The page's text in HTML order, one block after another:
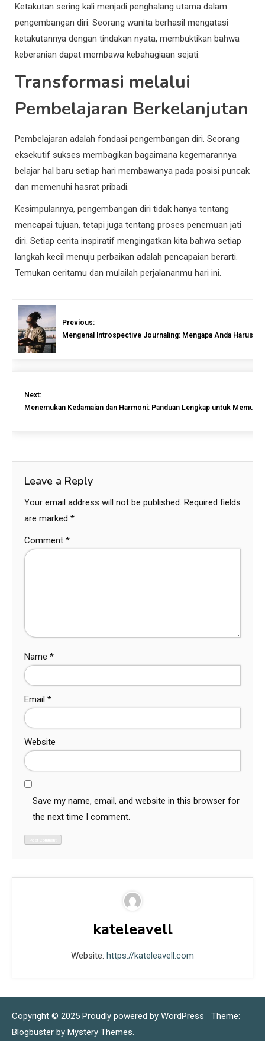
Ketakutan sering kali menjadi penghalang utama dalam
pengembangan diri. Seorang wanita berhasil mengatasi
ketakutannya dengan tindakan nyata, membuktikan bahwa
keberanian dapat membawa kebahagiaan sejati.
Transformasi melalui
Pembelajaran Berkelanjutan
Pembelajaran adalah fondasi pengembangan diri. Seorang
eksekutif sukses membagikan bagaimana kegemarannya
belajar hal baru setiap hari membawanya pada posisi puncak
dan memenuhi hasrat pribadi.
Kesimpulannya, pengembangan diri tidak hanya tentang
mencapai tujuan, tetapi juga tentang proses penemuan jati
diri. Setiap cerita inspiratif mengingatkan kita bahwa setiap
langkah kecil menuju perbaikan adalah pencapaian berarti.
Temukan ceritamu dan mulailah perjalananmu hari ini.
Previous:
Mengenal Introspective Journaling: Mengapa Anda Harus
Next:
Menemukan Kedamaian dan Harmoni: Panduan Lengkap untuk
Leave a Reply
Your email address will not be published. Required fields
are marked *
Comment *
Name *
Email *
Website
Save my name, email, and website in this browser for
the next time I comment.
kateleavell
Website: https://kateleavell.com
Copyright © 2025 Proudly powered by WordPress
Theme:
Blogbuster by Mystery Themes